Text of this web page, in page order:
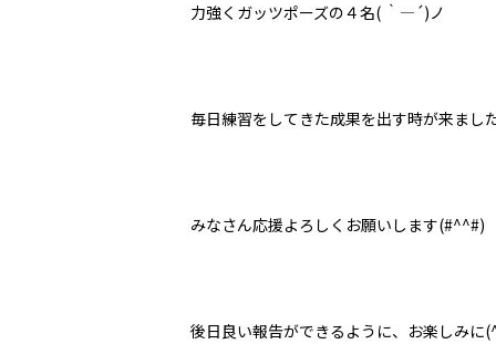
力強くガッツポーズの４名( ｀―´)ノ
毎日練習をしてきた成果を出す時が来まし
みなさん応援よろしくお願いします(#^^#)
後日良い報告ができるように、お楽しみに